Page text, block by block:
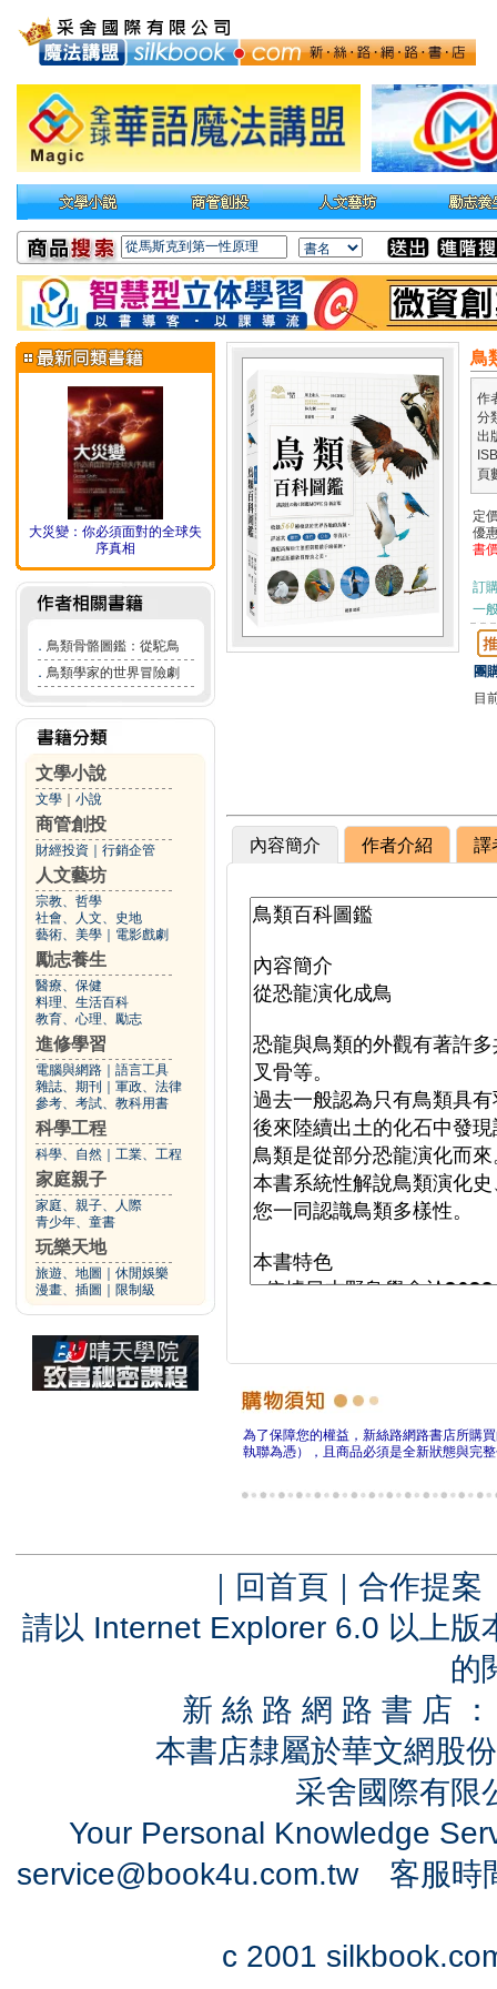
大災變：你必須面對的全球失
序真相
． 鳥類骨骼圖鑑：從駝鳥
． 鳥類學家的世界冒險劇
文學小說
文學 小說
商管創投
財經投資 行銷企管
人文藝坊
宗教、哲學
社會、人文、史地
藝術、美學
電影戲劇
勵志養生
醫療、保健
料理、生活百科
教育、心理、勵志
進修學習
電腦與網路
語言工具
雜誌、期刊
軍政、法律
參考、考試、教科用書
科學工程
科學、自然 工業、工程
家庭親子
家庭、親子、人際
青少年、童書
玩樂天地
旅遊、地圖
休閒娛樂
漫畫、插圖
限制級
鳥
作
分
出
頁
定
優
書
訂
一
團
目
內容簡介 作者介紹 譯
為了保障您的權益，新絲路網路書店所購
執聯為憑），且商品必須是全新狀態與完
｜ 回首頁 ｜ 合作提案
請以 Internet Explorer 6.0 以上
的
新 絲 路 網 路 書 店
本書店隸屬於華文網股
采舍國際有
Your Personal Knowledge
service@book4u.com.tw客服時
c 2001